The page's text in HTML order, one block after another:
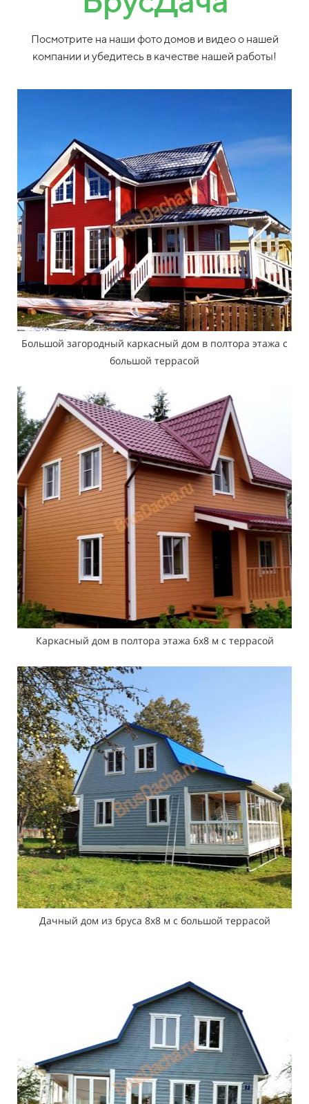
Посмотрите на наши фото домов и видео о нашей
компании и убедитесь в качестве нашей работы!
Большой загородный каркасный дом в полтора этажа с
большой террасой
Каркасный дом в полтора этажа 6х8 м с террасой
Дачный дом из бруса 8х8 м с большой террасой